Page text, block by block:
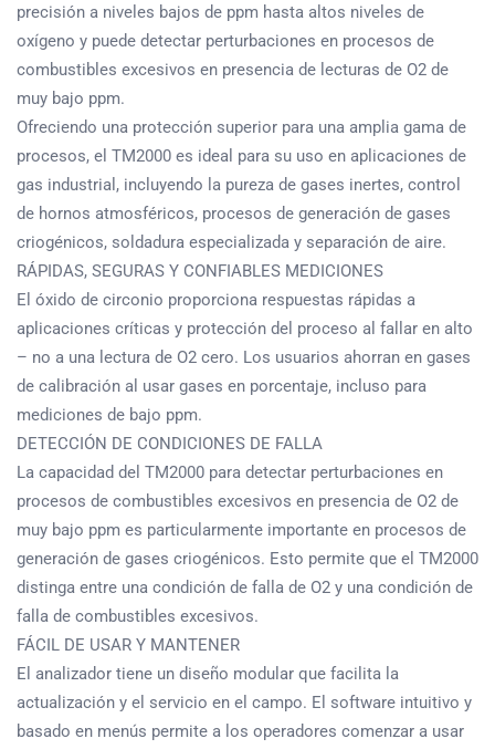
precisión a niveles bajos de ppm hasta altos niveles de
oxígeno y puede detectar perturbaciones en procesos de
combustibles excesivos en presencia de lecturas de O2 de
muy bajo ppm.
Ofreciendo una protección superior para una amplia gama de
procesos, el TM2000 es ideal para su uso en aplicaciones de
gas industrial, incluyendo la pureza de gases inertes, control
de hornos atmosféricos, procesos de generación de gases
criogénicos, soldadura especializada y separación de aire.
RÁPIDAS, SEGURAS Y CONFIABLES MEDICIONES
El óxido de circonio proporciona respuestas rápidas a
aplicaciones críticas y protección del proceso al fallar en alto
– no a una lectura de O2 cero. Los usuarios ahorran en gases
de calibración al usar gases en porcentaje, incluso para
mediciones de bajo ppm.
DETECCIÓN DE CONDICIONES DE FALLA
La capacidad del TM2000 para detectar perturbaciones en
procesos de combustibles excesivos en presencia de O2 de
muy bajo ppm es particularmente importante en procesos de
generación de gases criogénicos. Esto permite que el TM2000
distinga entre una condición de falla de O2 y una condición de
falla de combustibles excesivos.
FÁCIL DE USAR Y MANTENER
El analizador tiene un diseño modular que facilita la
actualización y el servicio en el campo. El software intuitivo y
basado en menús permite a los operadores comenzar a usar